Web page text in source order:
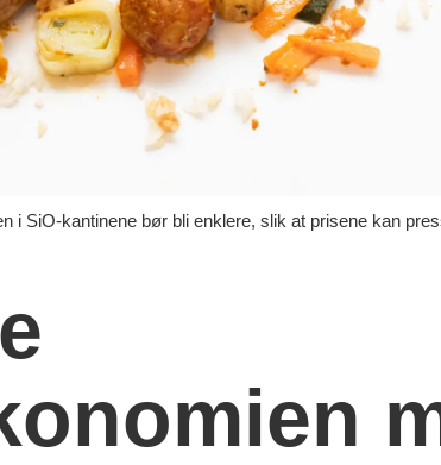
i SiO-kantinene bør bli enklere, slik at prisene kan